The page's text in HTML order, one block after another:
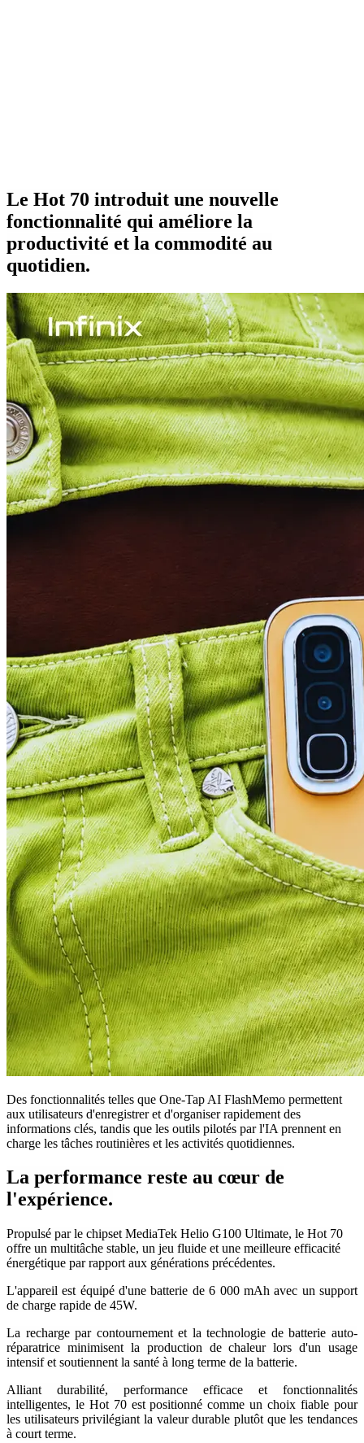
Le Hot 70 introduit une nouvelle
fonctionnalité qui améliore la
productivité et la commodité au
quotidien.
Des fonctionnalités telles que One-Tap AI FlashMemo permettent
aux utilisateurs d'enregistrer et d'organiser rapidement des
informations clés, tandis que les outils pilotés par l'IA prennent en
charge les tâches routinières et les activités quotidiennes.
La performance reste au cœur de
l'expérience.
Propulsé par le chipset MediaTek Helio G100 Ultimate, le Hot 70
offre un multitâche stable, un jeu fluide et une meilleure efficacité
énergétique par rapport aux générations précédentes.
L'appareil est équipé d'une batterie de 6 000 mAh avec un support
de charge rapide de 45W.
La recharge par contournement et la technologie de batterie auto-
réparatrice minimisent la production de chaleur lors d'un usage
intensif et soutiennent la santé à long terme de la batterie.
Alliant durabilité, performance efficace et fonctionnalités
intelligentes, le Hot 70 est positionné comme un choix fiable pour
les utilisateurs privilégiant la valeur durable plutôt que les tendances
à court terme.